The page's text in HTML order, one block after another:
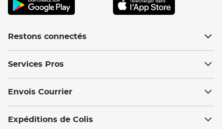
Restons connectés
Services Pros
Envois Courrier
Expéditions de Colis